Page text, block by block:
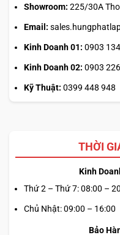
Showroom: 225/30A
Email:
Kinh Doanh 01: 0903
Kinh Doanh 02: 0903
Kỹ Thuật: 0399 448 948
THỜI
Kinh
Thứ 2 – Thứ 7: 08:00 –
Chủ Nhật: 09:00 – 16:00
Bảo